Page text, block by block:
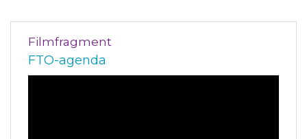
Filmfragment
FTO-agenda